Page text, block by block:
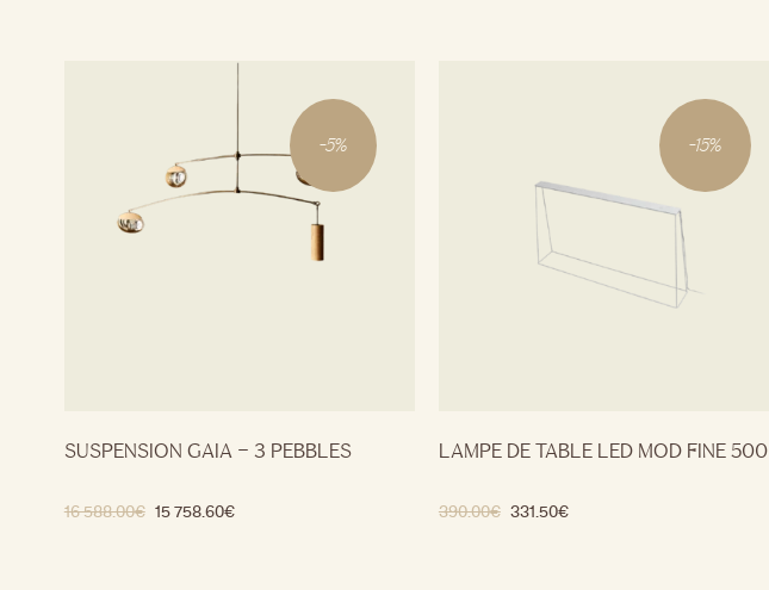
-5%
SUSPENSION GAIA – 3 PEBBLES
16 588.00€ 15 758.60€
-15%
LAMPE DE TABLE LED MOD FINE 500
390.00€ 331.50€